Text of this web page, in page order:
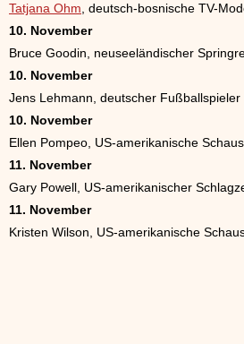
Tatjana Ohm , deutsch-bosnische TV-
10. November
Bruce Goodin, neuseeländischer
10. November
Jens Lehmann, deutscher Fußballspieler
10. November
Ellen Pompeo, US-amerikanische
11. November
Gary Powell, US-amerikanischer
11. November
Kristen Wilson, US-amerikanische